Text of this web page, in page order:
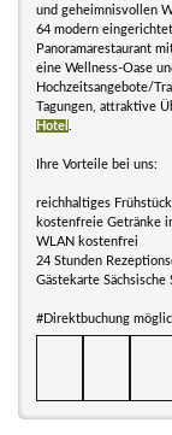
und geheimnisvollen
64 modern
Panoramarestaurant
eine Wellness-Oase
Hochzeitsangebote/
Tagungen, attraktive
Hotel
Ihre Vorteile bei uns:
reichhaltiges
kostenfreie Getränke
WLAN kostenfrei
24 Stunden
Gästekarte Sächsische
#Direktbuchung